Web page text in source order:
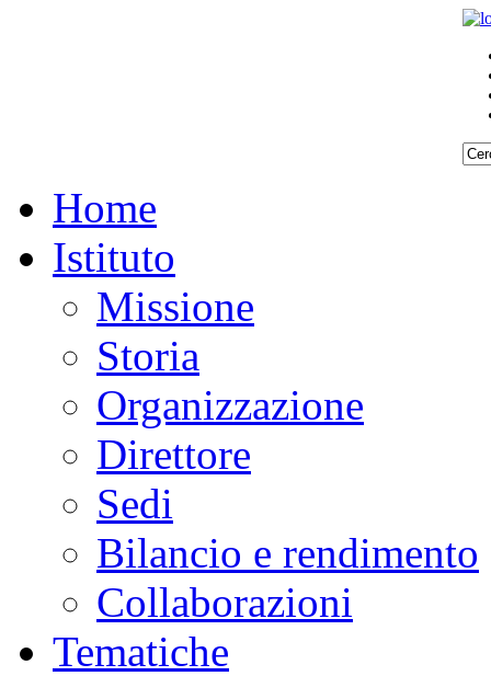
Home
Istituto
Missione
Storia
Organizzazione
Direttore
Sedi
Bilancio e rendimento
Collaborazioni
Tematiche